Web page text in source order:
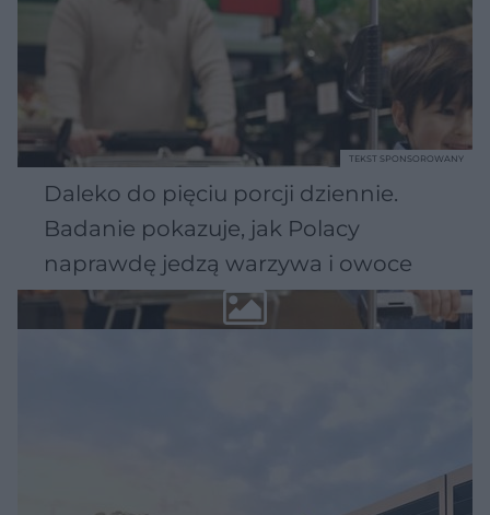
Daleko do pięciu porcji dziennie.
Badanie pokazuje, jak Polacy
naprawdę jedzą warzywa i owoce
TEKST SPONSOROWANY